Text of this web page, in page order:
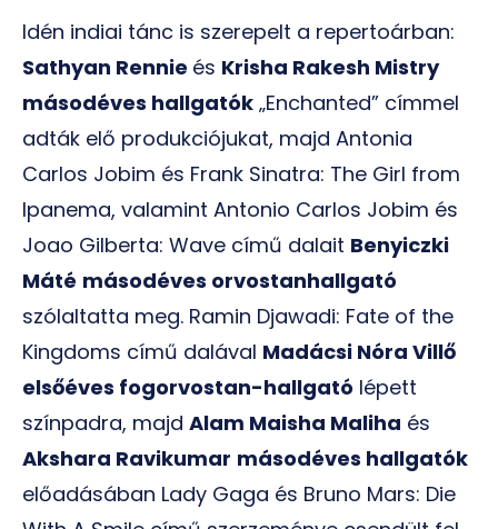
Idén indiai tánc is szerepelt a repertoárban:
Sathyan Rennie és Krisha Rakesh Mistry
másodéves hallgatók „Enchanted” címmel
adták elő produkciójukat, majd Antonia
Carlos Jobim és Frank Sinatra: The Girl from
Ipanema, valamint Antonio Carlos Jobim és
Joao Gilberta: Wave című dalait Benyiczki
Máté másodéves orvostanhallgató
szólaltatta meg. Ramin Djawadi: Fate of the
Kingdoms című dalával Madácsi Nóra Villő
elsőéves fogorvostan-hallgató lépett
színpadra, majd Alam Maisha Maliha és
Akshara Ravikumar másodéves hallgatók
előadásában Lady Gaga és Bruno Mars: Die